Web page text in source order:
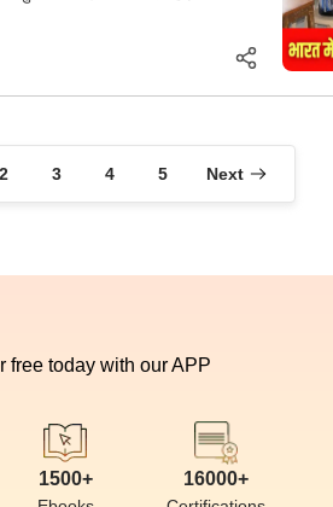
2 3 4 5 Next
free today with our APP
1500+ 16000+